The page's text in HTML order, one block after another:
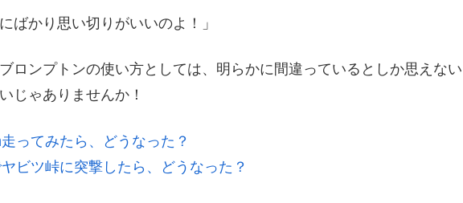
ばかり思い切りがいいのよ！」
ロンプトンの使い方としては、明らかに間違っているとしか思えない
じゃありませんか！
ってみたら、どうなった？
ビツ峠に突撃したら、どうなった？